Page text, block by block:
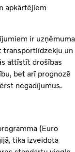
apkārtējiem
ir uzņēmuma
transportlīdzekļu un
attīstīt drošības
bet arī prognozē
negadījumus.
(Euro
tika izveidota